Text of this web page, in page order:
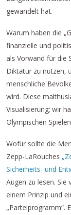
gewandelt hat.
Warum haben die
finanzielle und
als Vorwand für die
Diktatur zu nutzen,
menschliche
wird. Diese
Visualisierung; wir
Olympischen
Wofür sollte die
Zepp-LaRouches
Sicherheits- und
Augen zu lesen. Sie
einem Prinzip und
„Parteiprogramm“.